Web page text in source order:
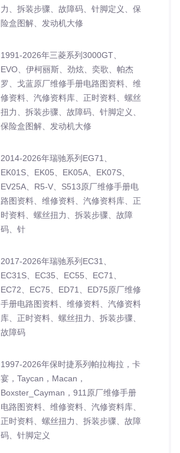
力、拆装步骤、故障码、针脚定义、保
险盒图解、发动机大修
1991-2026年三菱系列3000GT、
EVO、伊柯丽斯、劲炫、奕歌、帕杰
罗、戈蓝原厂维修手册电路图资料、维
修资料、汽修资料库、正时资料、螺丝
扭力、拆装步骤、故障码、针脚定义、
保险盒图解、发动机大修
2014-2026年瑞驰系列EG71、
EK01S、EK05、EK05A、EK07S、
EV25A、R5-V、S513原厂维修手册电
路图资料、维修资料、汽修资料库、正
时资料、螺丝扭力、拆装步骤、故障
码、针
2017-2026年瑞驰系列EC31、
EC31S、EC35、EC55、EC71、
EC72、EC75、ED71、ED75原厂维修
手册电路图资料、维修资料、汽修资料
库、正时资料、螺丝扭力、拆装步骤、
故障码
1997-2026年保时捷系列帕拉梅拉，卡
宴，Taycan，Macan，
Boxster_Cayman，911原厂维修手册
电路图资料、维修资料、汽修资料库、
正时资料、螺丝扭力、拆装步骤、故障
码、针脚定义